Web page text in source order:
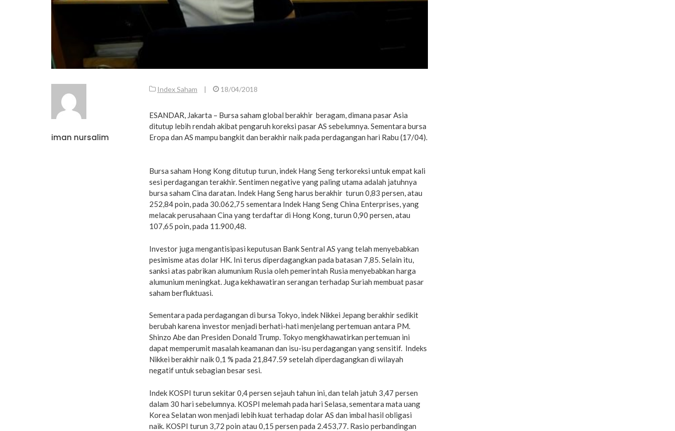
iman nursalim
Index Saham | 18/04/2018
ESANDAR, Jakarta – Bursa saham global berakhir beragam, dimana pasar Asia
ditutup lebih rendah akibat pengaruh koreksi pasar AS sebelumnya. Sementara bursa
Eropa dan AS mampu bangkit dan berakhir naik pada perdagangan hari Rabu (17/04).
Bursa saham Hong Kong ditutup turun, indek Hang Seng terkoreksi untuk empat kali
sesi perdagangan terakhir. Sentimen negative yang paling utama adalah jatuhnya
bursa saham Cina daratan. Indek Hang Seng harus berakhir turun 0,83 persen, atau
252,84 poin, pada 30.062,75 sementara Indek Hang Seng China Enterprises, yang
melacak perusahaan Cina yang terdaftar di Hong Kong, turun 0,90 persen, atau
107,65 poin, pada 11.900,48.
Investor juga mengantisipasi keputusan Bank Sentral AS yang telah menyebabkan
pesimisme atas dolar HK. Ini terus diperdagangkan pada batasan 7,85. Selain itu,
sanksi atas pabrikan alumunium Rusia oleh pemerintah Rusia menyebabkan harga
alumunium meningkat. Juga kekhawatiran serangan terhadap Suriah membuat pasar
saham berfluktuasi.
Sementara pada perdagangan di bursa Tokyo, indek Nikkei Jepang berakhir sedikit
berubah karena investor menjadi berhati-hati menjelang pertemuan antara PM.
Shinzo Abe dan Presiden Donald Trump. Tokyo mengkhawatirkan pertemuan ini
dapat memperumit masalah keamanan dan isu-isu perdagangan yang sensitif. Indeks
Nikkei berakhir naik 0,1 % pada 21,847.59 setelah diperdagangkan di wilayah
negatif untuk sebagian besar sesi.
Indek KOSPI turun sekitar 0,4 persen sejauh tahun ini, dan telah jatuh 3,47 persen
dalam 30 hari sebelumnya. KOSPI melemah pada hari Selasa, sementara mata uang
Korea Selatan won menjadi lebih kuat terhadap dolar AS dan imbal hasil obligasi
naik. KOSPI turun 3,72 poin atau 0,15 persen pada 2.453,77. Rasio perbandingan